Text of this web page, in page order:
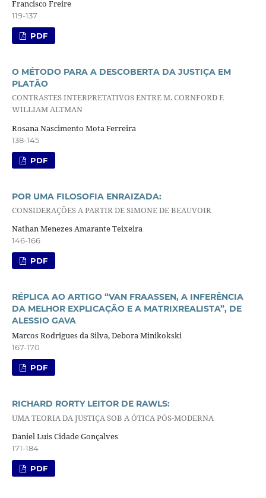
Francisco Freire
119-137
PDF
O MÉTODO PARA A DESCOBERTA DA JUSTIÇA EM
PLATÃO
CONTRASTES INTERPRETATIVOS ENTRE M. CORNFORD E
WILLIAM ALTMAN
Rosana Nascimento Mota Ferreira
138-145
PDF
POR UMA FILOSOFIA ENRAIZADA:
CONSIDERAÇÕES A PARTIR DE SIMONE DE BEAUVOIR
Nathan Menezes Amarante Teixeira
146-166
PDF
RÉPLICA AO ARTIGO “VAN FRAASSEN, A INFERÊNCIA
DA MELHOR EXPLICAÇÃO E A MATRIXREALISTA”, DE
ALESSIO GAVA
Marcos Rodrigues da Silva, Debora Minikokski
167-170
PDF
RICHARD RORTY LEITOR DE RAWLS:
UMA TEORIA DA JUSTIÇA SOB A ÓTICA PÓS-MODERNA
Daniel Luis Cidade Gonçalves
171-184
PDF